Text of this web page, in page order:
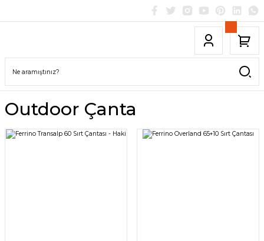
Outdoor Çanta